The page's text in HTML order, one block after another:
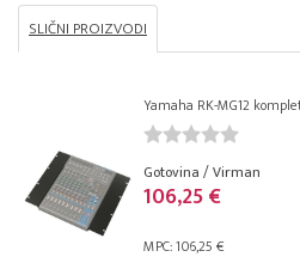
SLIČNI PROIZVODI
Yamaha RK-MG12
Gotovina / Virman
106,25 €
MPC: 106,25 €